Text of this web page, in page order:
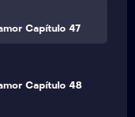
Capítulo 47
Capítulo 48